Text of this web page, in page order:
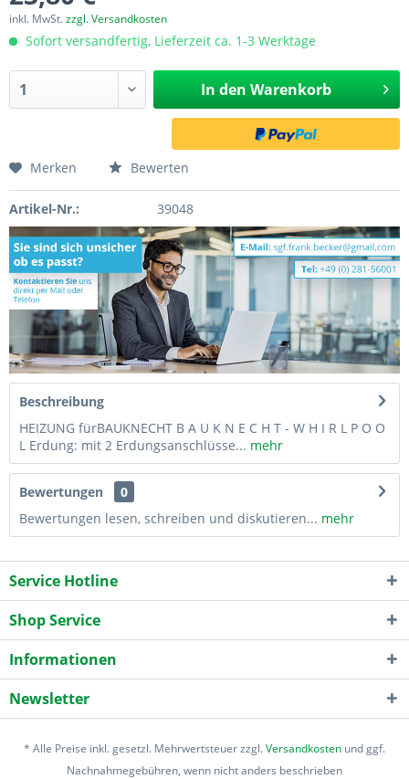
inkl. MwSt.zzgl. Versandkosten
Sofort versandfertig, Lieferzeit ca. 1-3 Werktage
In den Warenkorb
Merken Bewerten
Artikel-Nr.: 39048
Beschreibung
HEIZUNG fürBAUKNECHT B A U K N E C H T - W H I R L P O O
L Erdung: mit 2 Erdungsanschlüsse... mehr
Bewertungen
0
Bewertungen lesen, schreiben und diskutieren... mehr
Service Hotline
Shop Service
Informationen
Newsletter
* Alle Preise inkl. gesetzl. Mehrwertsteuer zzgl.Versandkosten und ggf.
Nachnahmegebühren, wenn nicht anders beschrieben